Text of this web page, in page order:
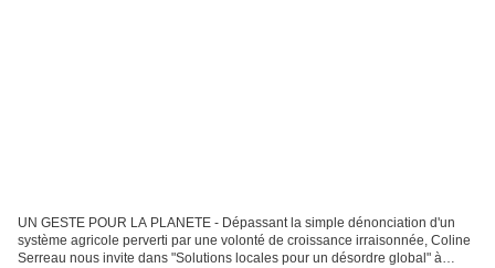
UN GESTE POUR LA PLANETE - Dépassant la simple dénonciation d'un
système agricole perverti par une volonté de croissance irraisonnée, Coline
Serreau nous invite dans "Solutions locales pour un désordre global" à